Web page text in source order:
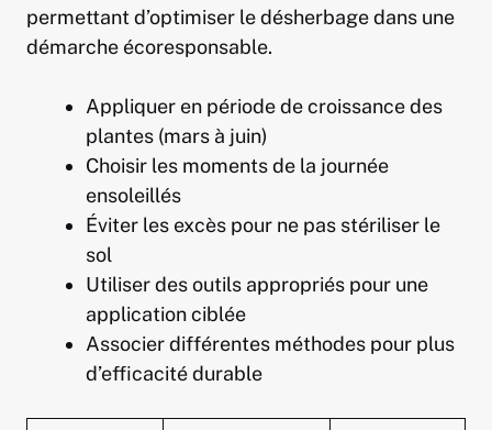
permettant d’optimiser le désherbage dans une
démarche écoresponsable.
Appliquer en période de croissance des
plantes (mars à juin)
Choisir les moments de la journée
ensoleillés
Éviter les excès pour ne pas stériliser le
sol
Utiliser des outils appropriés pour une
application ciblée
Associer différentes méthodes pour plus
d’efficacité durable